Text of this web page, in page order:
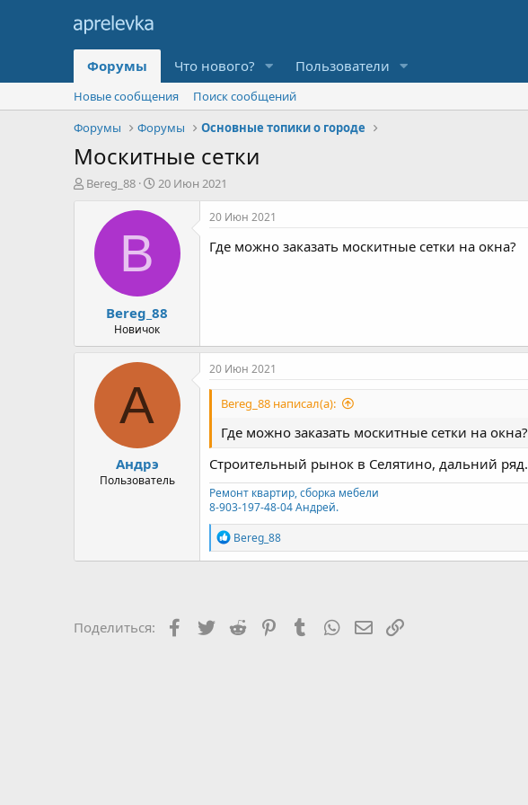
Форумы Что нового? Пользователи
Новые сообщения
Поиск сообщений
Форумы
Форумы Основные топики о городе
Москитные сетки
А
Bereg_88
Д
т
а
л
а
20 Июн 2021
B
Bereg_88
Новичок
20 Июн 2021
Где можно заказать москитные сетки на окна?
А
Андрэ
Пользователь
20 Июн 2021
Bereg_88 написал(а):
Где можно заказать москитные сетки на окна?
Строительный рынок в Селятино, дальний ряд.
Ремонт квартир, сборка мебели
8-903-197-48-04 Андрей.
Р
е
а
и
:
Bereg_88
Поделиться: Facebook
Twitter Reddit PinterestTumblrWhatsAppЭлектронная почта